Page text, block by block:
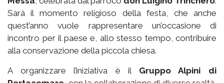
Sarà il momento religioso della festa, che anche
quest’anno vuole rappresentare un’occasione di
incontro per il paese e, allo stesso tempo, contribuire
alla conservazione della piccola chiesa.
A organizzare l’iniziativa è il Gruppo Alpini di